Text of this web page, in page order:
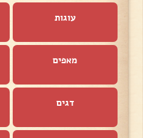
עוגות
מאפים
דגים